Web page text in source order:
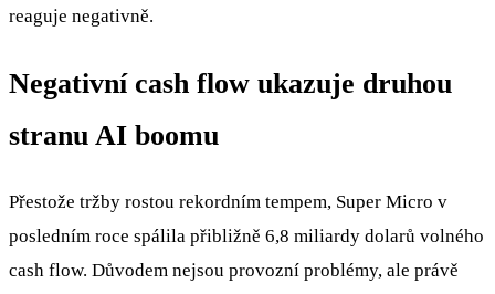
reaguje negativně.
Negativní cash flow ukazuje druhou
stranu AI boomu
Přestože tržby rostou rekordním tempem, Super Micro v
posledním roce spálila přibližně 6,8 miliardy dolarů volného
cash flow. Důvodem nejsou provozní problémy, ale právě